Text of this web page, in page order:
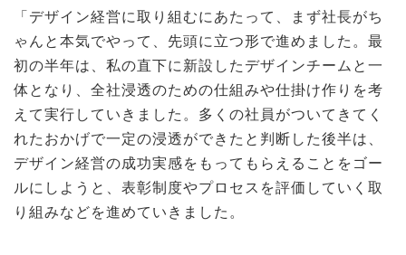
「デザイン経営に取り組むにあたって、まず社長がち
ゃんと本気でやって、先頭に立つ形で進めました。最
初の半年は、私の直下に新設したデザインチームと一
体となり、全社浸透のための仕組みや仕掛け作りを考
えて実行していきました。多くの社員がついてきてく
れたおかげで一定の浸透ができたと判断した後半は、
デザイン経営の成功実感をもってもらえることをゴー
ルにしようと、表彰制度やプロセスを評価していく取
り組みなどを進めていきました。